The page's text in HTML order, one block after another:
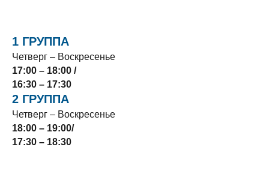
1 ГРУППА
Четверг – Воскресенье
17:00 – 18:00 /
16:30 – 17:30
2 ГРУППА
Четверг – Воскресенье
18:00 – 19:00/
17:30 – 18:30